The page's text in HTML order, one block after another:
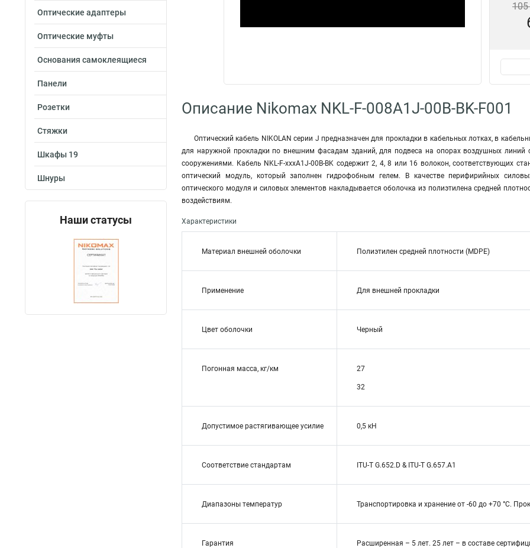
Оптические адаптеры
Оптические муфты
Основания самоклеящиеся
Панели
Розетки
Стяжки
Шкафы 19
Шнуры
Наши статусы
Описание Nikomax NKL-F-008A1J-00B-BK-F001
Оптический кабель NIKOLAN серии J предназначен для прокладки в кабельных лотках, в
для наружной прокладки по внешним фасадам зданий, для подвеса на опорах воздушных линий
сооружениями. Кабель NKL-F-xxxA1J-00B-BK содержит 2, 4, 8 или 16 волокон, соответствующих
оптический модуль, который заполнен гидрофобным гелем. В качестве перифирийных
оптического модуля и силовых элементов накладывается оболочка из полиэтилена средней
воздействиям.
Характеристики
Материал внешней оболочки Полиэтилен средней плотности (MDPE)
Применение Для внешней прокладки
Цвет оболочки Черный
Погонная масса, кг/км 27
32
Допустимое растягивающее усилие 0,5 кН
Соответствие стандартам ITU-T G.652.D & ITU-T G.657.A1
Диапазоны температур Транспортировка и хранение от -60 до +70 °C.
Гарантия Расширенная – 5 лет. 25 лет – в составе